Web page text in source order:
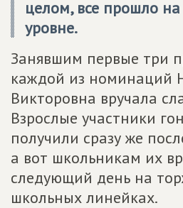
целом, все прошло
уровне.
Занявшим первые три
каждой из номинаций
Викторовна вручала
Взрослые участники
получили сразу же
а вот школьникам их
следующий день на
школьных линейках.